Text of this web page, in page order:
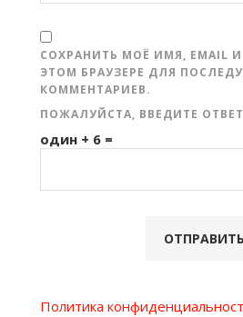
СОХРАНИТЬ МОЁ ИМЯ, EMAIL
ЭТОМ БРАУЗЕРЕ ДЛЯ
КОММЕНТАРИЕВ.
ПОЖАЛУЙСТА, ВВЕДИТЕ
один + 6 =
Политика